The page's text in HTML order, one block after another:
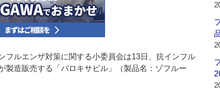
ルエンザ対策に関する小委員会は13日、抗インフル
製造販売する「バロキサビル」（製品名：ゾフルー